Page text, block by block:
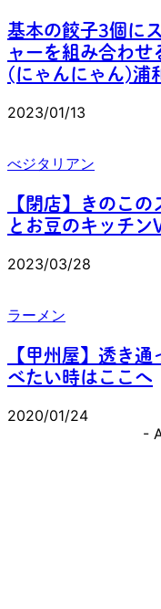
基本の餃子3個に
ャーを組み合わせ
(にゃんにゃん)浦
2023/01/13
べジタリアン
【閉店】きのこ
とお豆のキッチン
2023/03/28
ラーメン
【甲州屋】透き
べたい時はここへ
2020/01/24
-